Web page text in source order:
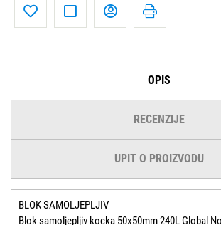
OPIS
RECENZIJE
UPIT O PROIZVODU
BLOK SAMOLJEPLJIV
Blok samoljepljiv kocka 50x50mm 240L Global